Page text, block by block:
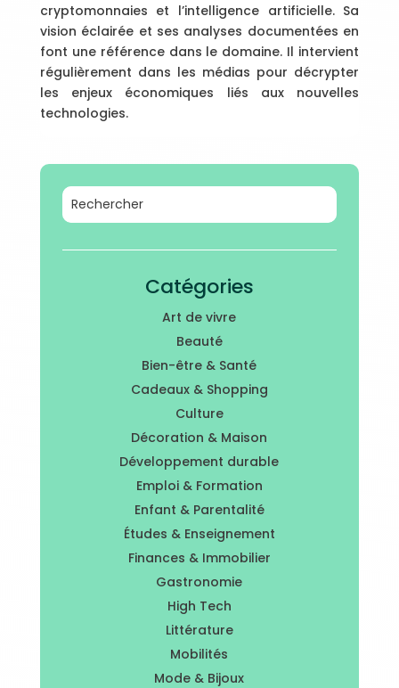
cryptomonnaies et l’intelligence artificielle. Sa
vision éclairée et ses analyses documentées en
font une référence dans le domaine. Il intervient
régulièrement dans les médias pour décrypter
les enjeux économiques liés aux nouvelles
technologies.
Catégories
Art de vivre
Beauté
Bien-être & Santé
Cadeaux & Shopping
Culture
Décoration & Maison
Développement durable
Emploi & Formation
Enfant & Parentalité
Études & Enseignement
Finances & Immobilier
Gastronomie
High Tech
Littérature
Mobilités
Mode & Bijoux